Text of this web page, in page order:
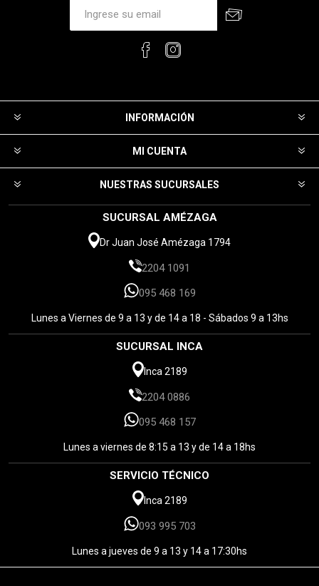
INFORMACIÓN
MI CUENTA
NUESTRAS SUCURSALES
SUCURSAL AMÉZAGA
Dr Juan José Amézaga 1794
2204 1091
095 468 169
Lunes a Viernes de 9 a 13 y de 14 a 18 - Sábados 9 a 13hs
SUCURSAL INCA
Inca 2189
2204 0886
095 468 157
Lunes a viernes de 8:15 a 13 y de 14 a 18hs
SERVICIO TÉCNICO
Inca 2189
093 995 703
Lunes a jueves de 9 a 13 y 14 a 17:30hs